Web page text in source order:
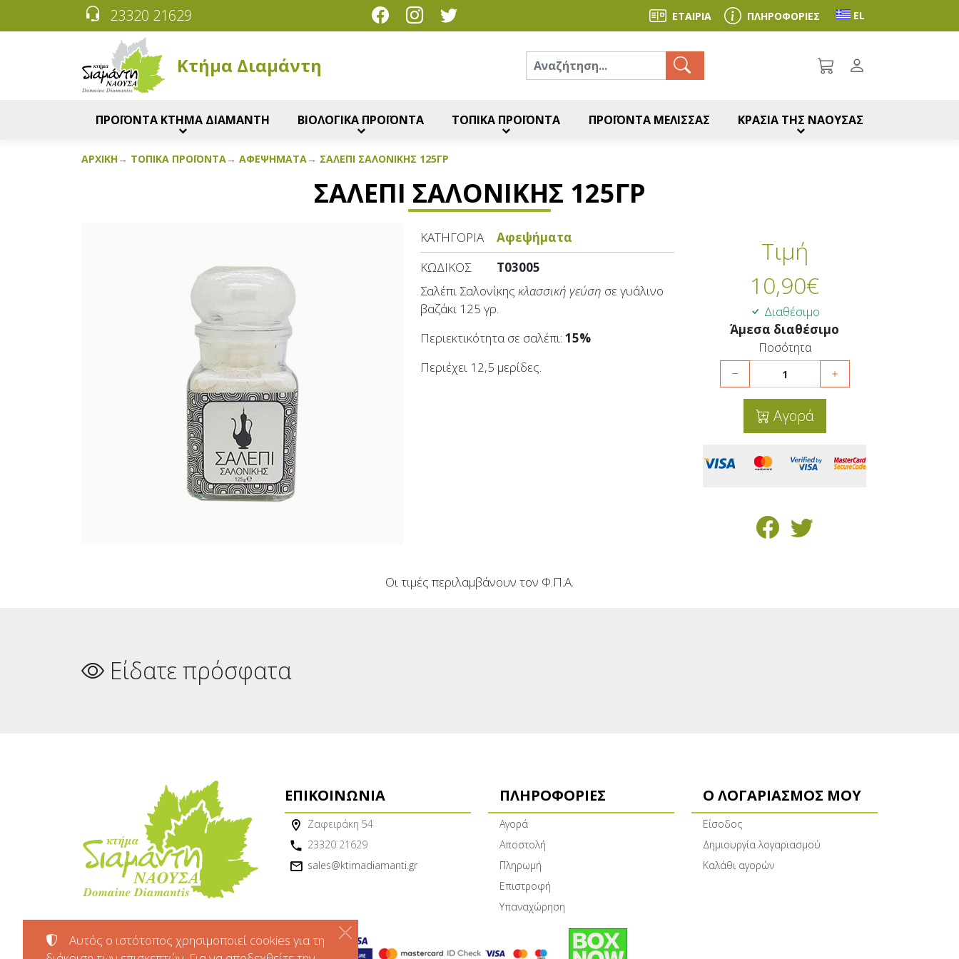
Κτήμα Διαμάντη
23320 21629 ΕΤΑΙΡΙΑ ΠΛΗΡΟΦΟΡΙΕΣ Toggle language
EL
ΠΡΟΪΟΝΤΑ ΚΤΗΜΑ ΔΙΑΜΑΝΤΗ ΒΙΟΛΟΓΙΚΑ ΠΡΟΪΟΝΤΑ ΤΟΠΙΚΑ ΠΡΟΪΟΝΤΑ ΠΡΟΪΟΝΤΑ ΜΕΛΙΣΣΑΣ ΚΡΑΣΙΑ ΤΗΣ ΝΑΟΥΣΑΣ
ΑΡΧΙΚΉ ΤΟΠΙΚΆ ΠΡΟΪΌΝΤΑ ΑΦΕΨΉΜΑΤΑ ΣΑΛΕΠΙ ΣΑΛΟΝΙΚΗΣ 125ΓΡ
ΣΑΛΕΠΙ ΣΑΛΟΝΙΚΗΣ 125ΓΡ
ΚΑΤΗΓΟΡΊΑ
Αφεψήματα
ΚΩΔΙΚΌΣ
T03005
Σαλέπι Σαλονίκης κλασσική γεύση σε γυάλινο
βαζάκι 125 γρ.
Περιεκτικότητα σε σαλέπι: 15%
Περιέχει 12,5 μερίδες.
Τιμή
10,90€
Διαθέσιμο
Άμεσα διαθέσιμο
Ποσότητα
Αγορά
Οι τιμές περιλαμβάνουν τον Φ.Π.Α.
Είδατε πρόσφατα
ΕΠΙΚΟΙΝΩΝΊΑ
Ζαφειράκη 54
23320 21629
sales@ktimadiamanti.gr
ΠΛΗΡΟΦΟΡΊΕΣ
Αγορά
Αποστολή
Πληρωμή
Επιστροφή
Υπαναχώρηση
Ο ΛΟΓΑΡΙΑΣΜΌΣ ΜΟΥ
Είσοδος
Δημιουργία λογαριασμού
Καλάθι αγορών
Αυτός ο ιστότοπος χρησιμοποιεί cookies για τη